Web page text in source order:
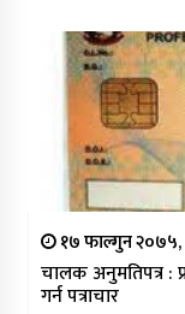
१७ फाल्गुन २०७५,
चालक अनुमतिपत्र :
गर्न पत्राचार